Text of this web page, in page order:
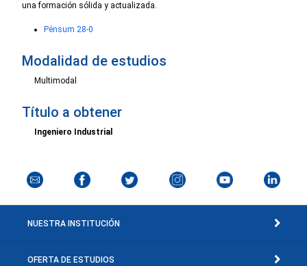
una formación sólida y actualizada.
Pénsum 28-0
Modalidad de estudios
Multimodal
Título a obtener
Ingeniero Industrial
NUESTRA INSTITUCIÓN
OFERTA DE ESTUDIOS